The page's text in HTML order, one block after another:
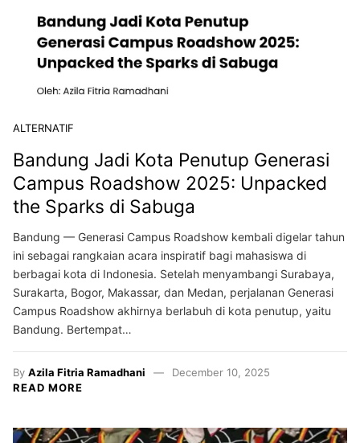
ALTERNATIF
Bandung Jadi Kota Penutup Generasi
Campus Roadshow 2025: Unpacked
the Sparks di Sabuga
Bandung — Generasi Campus Roadshow kembali digelar tahun
ini sebagai rangkaian acara inspiratif bagi mahasiswa di
berbagai kota di Indonesia. Setelah menyambangi Surabaya,
Surakarta, Bogor, Makassar, dan Medan, perjalanan Generasi
Campus Roadshow akhirnya berlabuh di kota penutup, yaitu
Bandung. Bertempat…
By Azila Fitria Ramadhani
December 10, 2025
READ MORE